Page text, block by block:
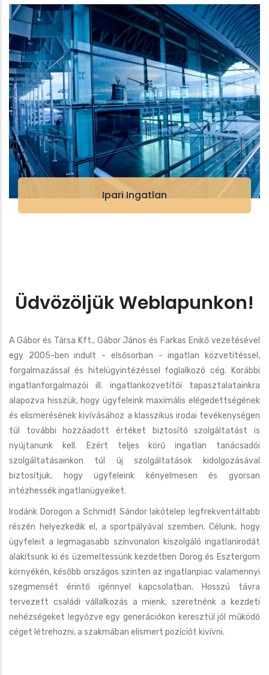
Ipari Ingatlan
Üdvözöljük Weblapunkon!
A Gábor és Társa Kft., Gábor János és Farkas Enikő vezetésével
egy 2005-ben indult - elsősorban - ingatlan közvetítéssel,
forgalmazással és hitelügyintézéssel foglalkozó cég. Korábbi
ingatlanforgalmazói ill. ingatlanközvetítői tapasztalatainkra
alapozva hisszük, hogy ügyfeleink maximális elégedettségének
és elismerésének kivívásához a klasszikus irodai tevékenységen
túl további hozzáadott értéket biztosító szolgáltatást is
nyújtanunk kell. Ezért teljes körű ingatlan tanácsadói
szolgáltatásainkon túl új szolgáltatások kidolgozásával
biztosítjuk, hogy ügyfeleink kényelmesen és gyorsan
intézhessék ingatlanügyeiket.
Irodánk Dorogon a Schmidt Sándor lakótelep legfrekventáltabb
részén helyezkedik el, a sportpályával szemben. Célunk, hogy
ügyfeleit a legmagasabb színvonalon kiszolgáló ingatlanirodát
alakítsunk ki és üzemeltessünk kezdetben Dorog és Esztergom
környékén, később országos szinten az ingatlanpiac valamennyi
szegmensét érintő igénnyel kapcsolatban. Hosszú távra
tervezett családi vállalkozás a mienk, szeretnénk a kezdeti
nehézségeket legyőzve egy generációkon keresztül jól működő
céget létrehozni, a szakmában elismert pozíciót kivívni.